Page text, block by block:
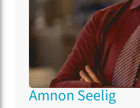
Amnon Seelig